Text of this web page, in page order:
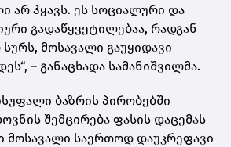
არ ჰყავს. ეს სოციალური და
გადაწყვეტილებაა, რადგან
მოსავალი გაუყიდავი
– განაცხადა სამანიშვილმა.
ბაზრის პირობებში
შემცირება ფასის დაცემას
მოსავალი საერთოდ დაუკრეფავი